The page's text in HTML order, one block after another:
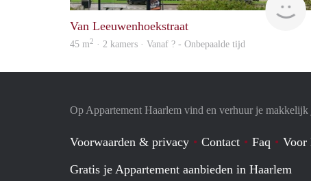
Van Leeuwenhoekstraat
45 m2 · 2 kamers · Vanaf ? - Onbepaalde tijd
Op Appartement Haarlem vind en verhuur je makkelijk
Voorwaarden & privacy Contact Faq Voor
Gratis je Appartement aanbieden in Haarlem